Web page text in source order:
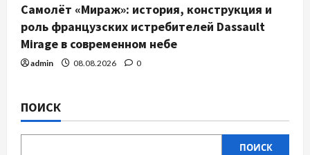
Самолёт «Мираж»: история, конструкция и
роль французских истребителей Dassault
Mirage в современном небе
admin 08.08.2026 0
ПОИСК
ПОИСК